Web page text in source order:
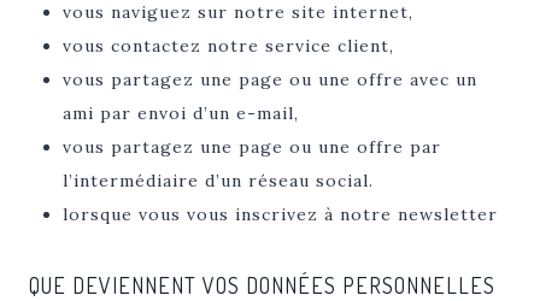
vous naviguez sur notre site internet,
vous contactez notre service client,
vous partagez une page ou une offre avec un
ami par envoi d’un e-mail,
vous partagez une page ou une offre par
l’intermédiaire d’un réseau social.
lorsque vous vous inscrivez à notre newsletter
QUE DEVIENNENT VOS DONNÉES PERSONNELLES